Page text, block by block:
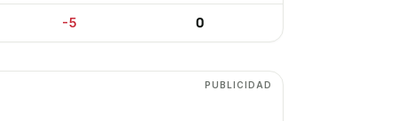
-5 0
PUBLICIDAD